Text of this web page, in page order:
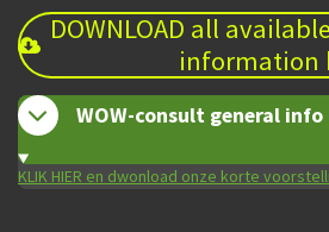
DOWNLOAD all
information
WOW-consult general info
KLIK HIER en dwonload onze korte